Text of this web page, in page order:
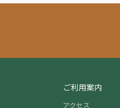
ご利用案内
アクセス